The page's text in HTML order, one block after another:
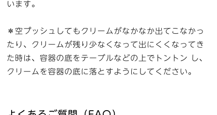
います。
＊空プッシュしてもクリームがなかなか出てこなかっ
たり、クリームが残り少なくなって出にくくなってき
た時は、容器の底をテーブルなどの上でトントン し、
クリームを容器の底に落とすようにしてください。